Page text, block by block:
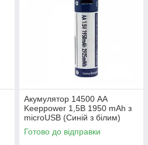
Акумулятор 14500 АА
Keeppower 1,5В 1950 mAh з
microUSB (Синій з білим)
Готово до відправки